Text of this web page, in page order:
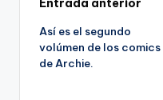
Navegación
de
entradas
Entrada anterior
Así es el segundo
volúmen de los comics
de Archie.